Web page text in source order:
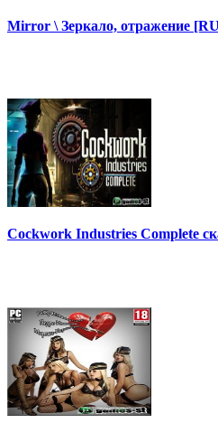
Mirror \ Зеркало, отражение
Cockwork Industries Complete